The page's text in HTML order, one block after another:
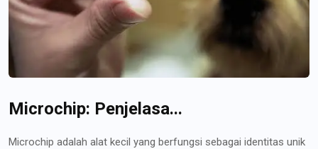
Microchip: Penjelasa...
Microchip adalah alat kecil yang berfungsi sebagai identitas unik